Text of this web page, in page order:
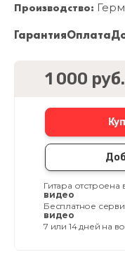
Производство:
ГарантияОплата
1 000 руб.
Гитара
видео
Бесплатное
видео
7 или 14 дней на